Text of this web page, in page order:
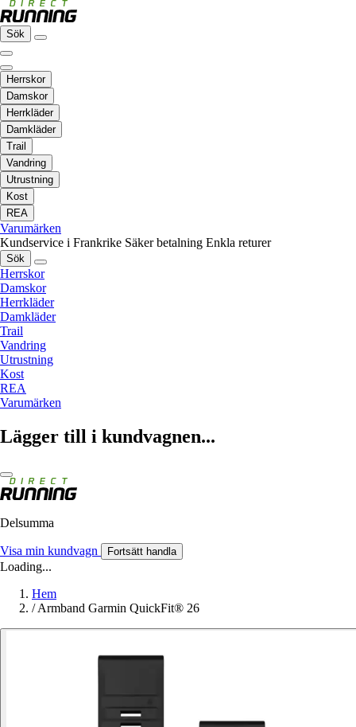
Sök
Herrskor
Damskor
Herrkläder
Damkläder
Trail
Vandring
Utrustning
Kost
REA
Varumärken
Kundservice i Frankrike Säker betalning Enkla returer
Sök
Herrskor
Damskor
Herrkläder
Damkläder
Trail
Vandring
Utrustning
Kost
REA
Varumärken
Lägger till i kundvagnen...
Delsumma
Visa min kundvagn Fortsätt handla
Loading...
Hem
/ Armband Garmin QuickFit® 26